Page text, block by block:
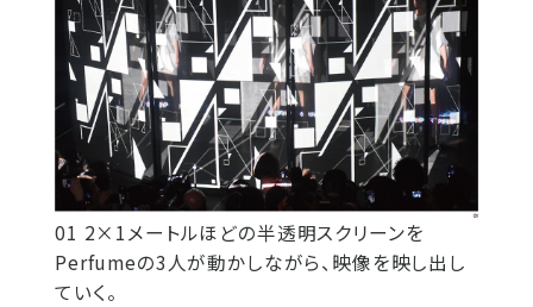
01 2×1メートルほどの半透明スクリーンを
Perfumeの3人が動かしながら、映像を映し出し
ていく。